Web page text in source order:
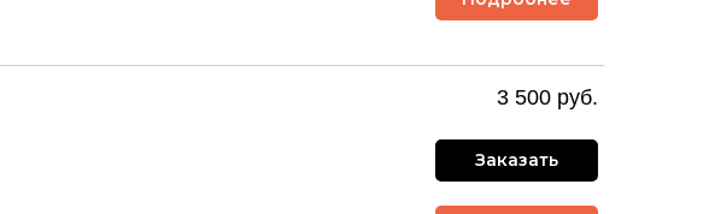
3 500 руб.
Заказать